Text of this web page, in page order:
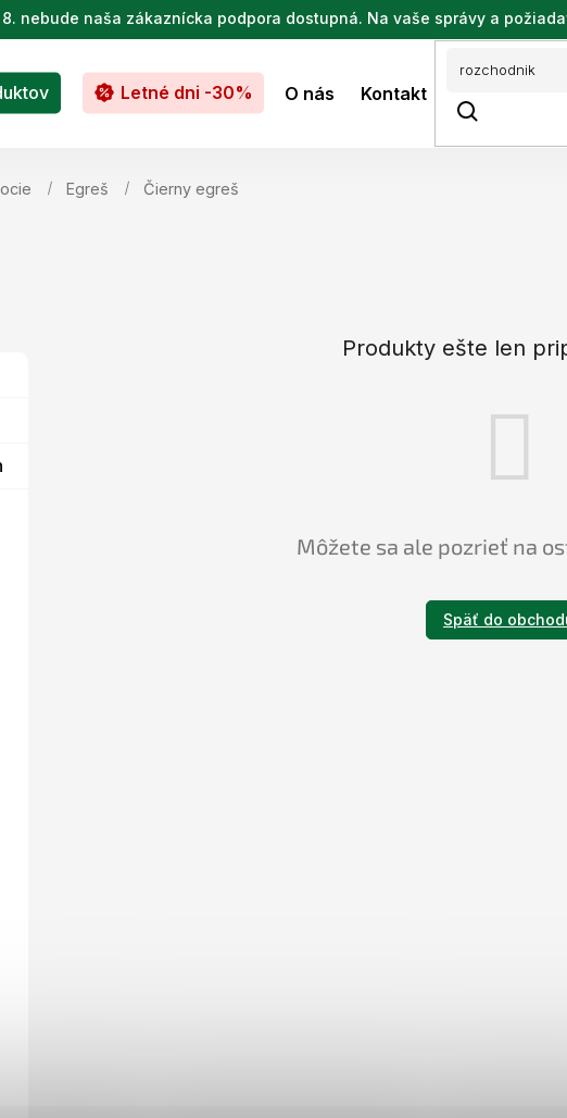
nebude naša zákaznícka podpora dostupná. Na vaše správy a
Letné dni -30% O nás Kontakt
Egreš Čierny egreš
Produkty ešte len
Môžete sa ale pozrieť na
Späť do